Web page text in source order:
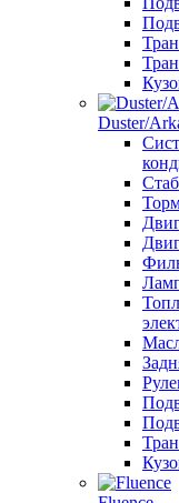
Duster/